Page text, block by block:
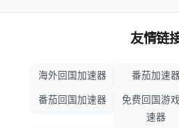
友情链
海外回国加速器 番茄加速器
番茄回国加速器
免费回国游
速器